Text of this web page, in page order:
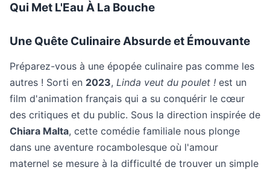
Qui Met L'Eau À La Bouche
Une Quête Culinaire Absurde et Émouvante
Préparez-vous à une épopée culinaire pas comme les
autres ! Sorti en 2023, Linda veut du poulet ! est un
film d'animation français qui a su conquérir le cœur
des critiques et du public. Sous la direction inspirée de
Chiara Malta, cette comédie familiale nous plonge
dans une aventure rocambolesque où l'amour
maternel se mesure à la difficulté de trouver un simple